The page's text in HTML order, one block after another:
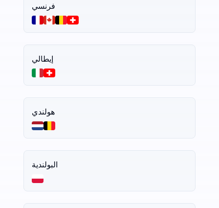
فرنسي
إيطالي
هولندي
البولندية